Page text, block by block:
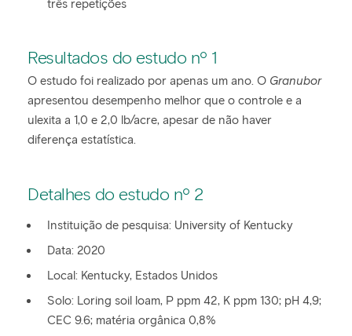
três repetições
Resultados do estudo nº 1
O estudo foi realizado por apenas um ano. O Granubor
apresentou desempenho melhor que o controle e a
ulexita a 1,0 e 2,0 lb/acre, apesar de não haver
diferença estatística.
Detalhes do estudo nº 2
Instituição de pesquisa: University of Kentucky
Data: 2020
Local: Kentucky, Estados Unidos
Solo: Loring soil loam, P ppm 42, K ppm 130; pH 4,9;
CEC 9.6; matéria orgânica 0,8%